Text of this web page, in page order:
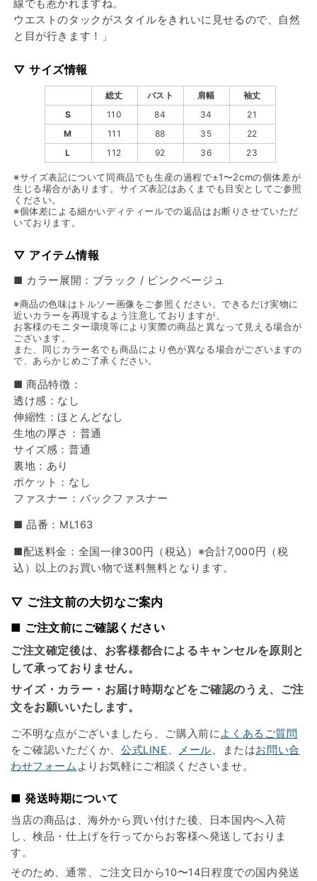
線でも惹かれますね。
ウエストのタックがスタイルをきれいに見せるので、自然
と目が行きます！」
▽ サイズ情報
総丈 バスト 肩幅
袖丈
S
110 84 34
21
M
111 88 35
22
L
112 92 36 23
※サイズ表記について同商品でも生産の過程で±1〜2cmの個体差が
生じる場合があります。サイズ表記はあくまでも目安としてご参照
ください。
※個体差による細かいディティールでの返品はお断りさせていただ
いております。
▽ アイテム情報
■ カラー展開：ブラック / ピンクベージュ
※商品の色味はトルソー画像をご参照ください。できるだけ実物に
近いカラーを再現するよう注意しておりますが、
お客様のモニター環境等により実際の商品と異なって見える場合が
ございます。
また、同じカラー名でも商品により色が異なる場合がございますの
で、あらかじめご了承ください。
■ 商品特徴：
透け感：なし
伸縮性：ほとんどなし
生地の厚さ：普通
サイズ感：普通
裏地：あり
ポケット：なし
ファスナー：バックファスナー
■ 品番：ML163
■配送料金：全国一律300円（税込）※合計7,000円（税
込）以上のお買い物で送料無料となります。
▽ ご注文前の大切なご案内
■ ご注文前にご確認ください
ご注文確定後は、お客様都合によるキャンセルを原則と
して承っておりません。
サイズ・カラー・お届け時期などをご確認のうえ、ご注
文をお願いいたします。
ご不明な点がございましたら、ご購入前によくあるご質問
をご確認いただくか、 公式LINE 、 メール、またはお問い合
わせフォーム よりお気軽にご相談くださいませ。
■ 発送時期について
当店の商品は、海外から買い付けた後、日本国内へ入荷
し、検品・仕上げを行ってからお客様へ発送しておりま
す。
そのため、通常、ご注文日から10〜14日程度での国内発送